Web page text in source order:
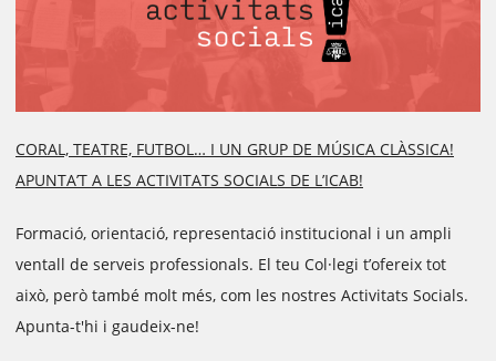
CORAL, TEATRE, FUTBOL… I UN GRUP DE MÚSICA CLÀSSICA!
APUNTA’T A LES ACTIVITATS SOCIALS DE L’ICAB!
Formació, orientació, representació institucional i un ampli
ventall de serveis professionals. El teu Col·legi t’ofereix tot
això, però també molt més, com les nostres Activitats Socials.
Apunta-t'hi i gaudeix-ne!